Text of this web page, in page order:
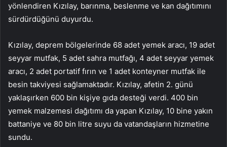
yönlendiren Kızılay, barınma, beslenme ve kan dağıtımını
sürdürdüğünü duyurdu.
Kızılay, deprem bölgelerinde 68 adet yemek aracı, 19 adet
seyyar mutfak, 5 adet sahra mutfağı, 4 adet seyyar yemek
aracı, 2 adet portatif fırın ve 1 adet konteyner mutfak ile
besin takviyesi sağlamaktadır. Kızılay, afetin 2. günü
yaklaşırken 600 bin kişiye gıda desteği verdi. 400 bin
yemek malzemesi dağıtımı da yapan Kızılay, 10 bine yakın
battaniye ve 80 bin litre suyu da vatandaşların hizmetine
sundu.